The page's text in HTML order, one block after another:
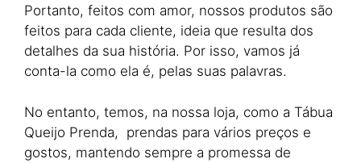
Portanto, feitos com amor, nossos produtos são
feitos para cada cliente, ideia que resulta dos
detalhes da sua história. Por isso, vamos já
conta-la como ela é, pelas suas palavras.
No entanto, temos, na nossa loja, como a Tábua
Queijo Prenda, prendas para vários preços e
gostos, mantendo sempre a promessa de